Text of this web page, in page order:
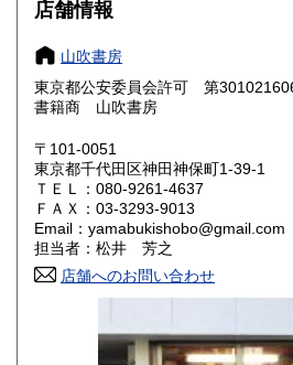
奈良県
鳥取県 600円 島
岡山県
山口県 600円
香川県 600円 愛
高知県 600円
600円 長
店舗情報
山吹書房
東京都公安委員会許可 第
書籍商 山吹書房
〒101-0051
東京都千代田区神田神保町1-39-1
ＴＥＬ：080-9261-4637
ＦＡＸ：03-3293-9013
Email：yamabukishobo@gmail.com
担当者：松井 芳之
店舗へのお問い合わせ